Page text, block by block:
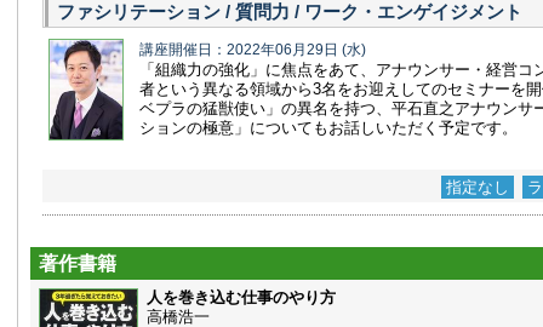
ファシリテーション / 質問力 / ワーク・エンゲイジメント
講座開催日：2022年06月29日 (水)
「組織力の強化」に焦点をあて、アナウンサー・経営コ
者という異なる領域から3名をお迎えしてのセミナーを
ベプラの猛獣使い」の異名を持つ、平石直之アナウンサ
ションの極意」についてもお話しいただく予定です。
指定なし
著作書籍
人を巻き込む仕事のやり方
高橋浩一